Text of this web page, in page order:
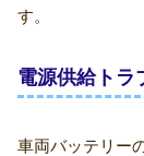
す。
電源供給トラ
車両バッテリー